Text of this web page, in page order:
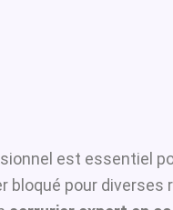
est essentiel
pour